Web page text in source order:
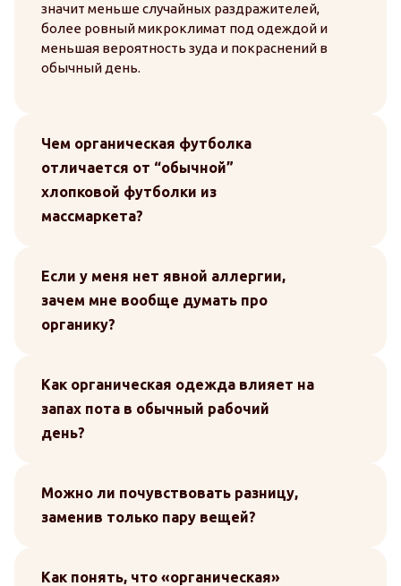
значит меньше случайных раздражителей,
более ровный микроклимат под одеждой и
меньшая вероятность зуда и покраснений в
обычный день.
Чем органическая футболка
отличается от “обычной”
хлопковой футболки из
массмаркета?
Если у меня нет явной аллергии,
зачем мне вообще думать про
органику?
Как органическая одежда влияет на
запах пота в обычный рабочий
день?
Можно ли почувствовать разницу,
заменив только пару вещей?
Как понять, что «органическая»